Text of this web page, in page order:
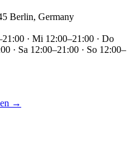
Berlin, Germany
· Mi 12:00–21:00 · Do
· Sa 12:00–21:00 · So 12:00–
→